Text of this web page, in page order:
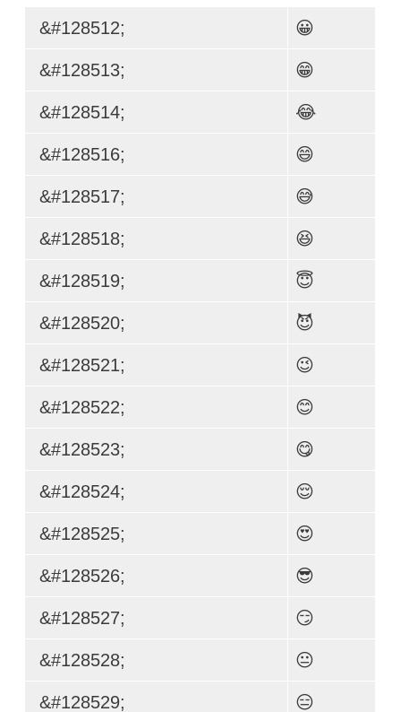
&#128512; 😀
&#128513; 😁
&#128514; 😂
&#128516; 😄
&#128517; 😅
&#128518; 😆
&#128519; 😇
&#128520; 😈
&#128521; 😉
&#128522; 😊
&#128523; 😋
&#128524; 😌
&#128525; 😍
&#128526; 😎
&#128527; 😏
&#128528; 😐
&#128529; 😑